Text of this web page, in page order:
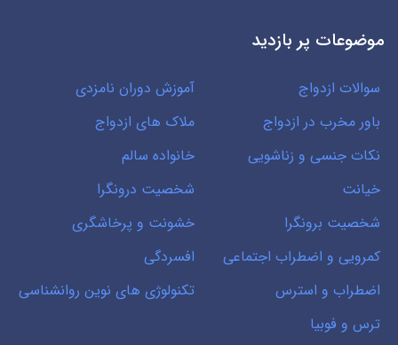
موضوعات پر بازدید
سوالات ازدواج
آموزش دوران نامزدی
باور مخرب در ازدواج
ملاک های ازدواج
نکات جنسی و زناشویی
خانواده سالم
خیانت
شخصیت درونگرا
شخصیت برونگرا
خشونت و پرخاشگری
کمرویی و اضطراب اجتماعی
افسردگی
اضطراب و استرس
تکنولوژی های نوین روانشناسی
ترس و فوبیا